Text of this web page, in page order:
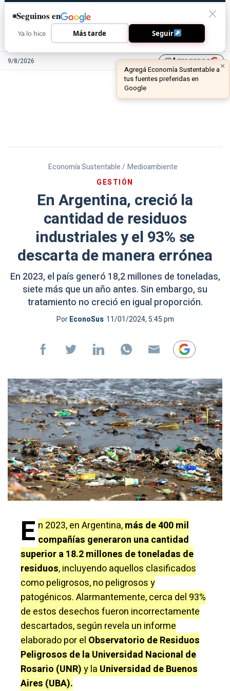
9/8/2026 library_addAgreganos
Economía Sustentable / Medioambiente
GESTIÓN
En Argentina, creció la
cantidad de residuos
industriales y el 93% se
descarta de manera errónea
En 2023, el país generó 18,2 millones de toneladas,
siete más que un año antes. Sin embargo, su
tratamiento no creció en igual proporción.
PorEconoSus 11/01/2024, 5:45 pm
E n 2023, en Argentina,más de 400 mil
compañías generaron una cantidad
superior a 18.2 millones de toneladas de
residuos, incluyendo aquellos clasificados
como peligrosos, no peligrosos y
patogénicos. Alarmantemente, cerca del 93%
de estos desechos fueron incorrectamente
descartados, según revela un informe
elaborado por el Observatorio de Residuos
Peligrosos de la Universidad Nacional de
Rosario (UNR)y la Universidad de Buenos
Aires (UBA).
Seguinos en
Ya lo hice Más tarde Seguir